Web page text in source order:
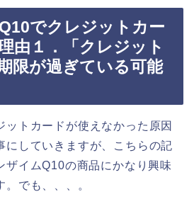
でクレジットカー
由１．「クレジット
限が過ぎている可能
ットカードが使えなかった原因
にしていきますが、こちらの記
ザイムQ10の商品にかなり興味
でも、、、。